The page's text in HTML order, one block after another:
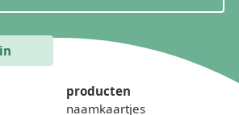
producten
naamkaartjes